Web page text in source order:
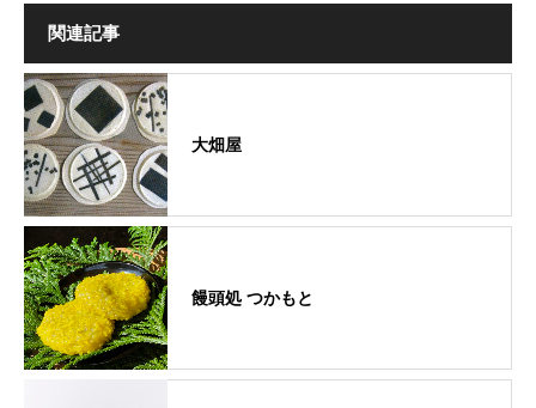
関連記事
大畑屋
饅頭処 つかもと